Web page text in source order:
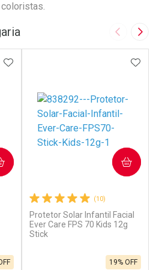
Imagem
ADICIONAR AOS FAVORITOS
(10)
Protetor Solar Infantil Facial
Ever Care FPS 70 Kids 12g
Stick
19% OFF
COMPRAR